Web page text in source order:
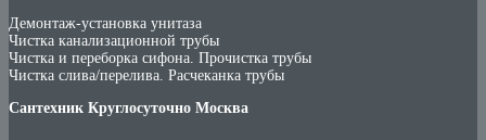
Демонтаж-установка унитаза
Чистка канализационной трубы
Чистка и переборка сифона. Прочистка трубы
Чистка слива/перелива. Расчеканка трубы
Сантехник Круглосуточно Москва